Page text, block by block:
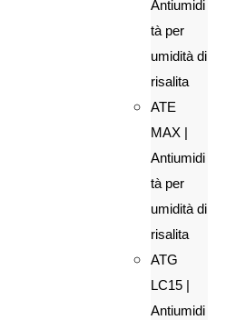
Antiumidi
tà per
umidità di
risalita
ATE
MAX |
Antiumidi
tà per
umidità di
risalita
ATG
LC15 |
Antiumidi